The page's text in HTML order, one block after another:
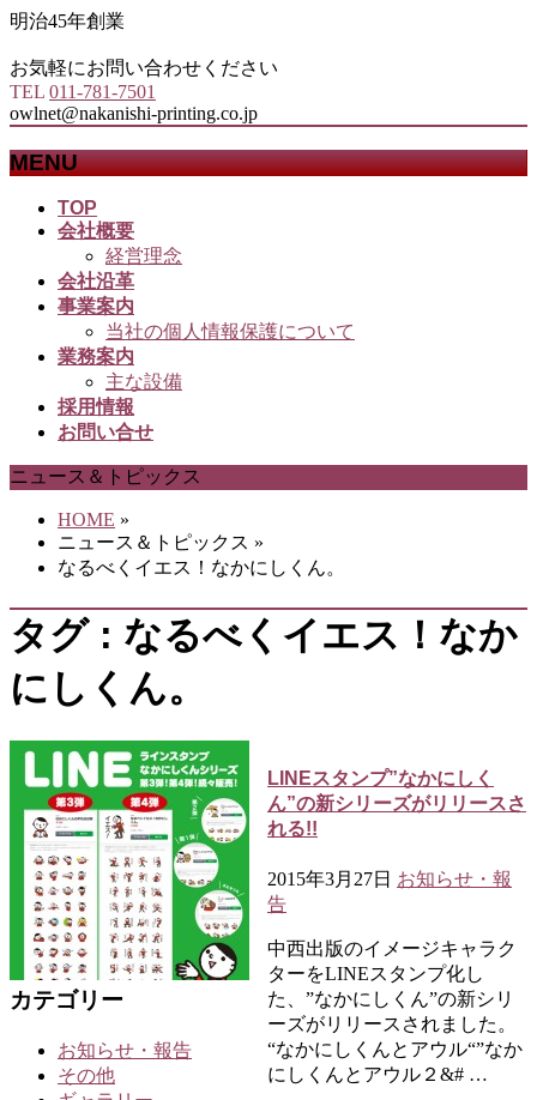
明治45年創業
お気軽にお問い合わせください
TEL 011-781-7501
owlnet@nakanishi-printing.co.jp
MENU
TOP
会社概要
経営理念
会社沿革
事業案内
当社の個人情報保護について
業務案内
主な設備
採用情報
お問い合せ
ニュース＆トピックス
HOME »
ニュース＆トピックス »
なるべくイエス！なかにしくん。
タグ : なるべくイエス！なか
にしくん。
LINEスタンプ”なかにしく
ん”の新シリーズがリリースさ
れる!!
2015年3月27日 お知らせ・報
告
中西出版のイメージキャラク
ターをLINEスタンプ化し
た、”なかにしくん”の新シリ
ーズがリリースされました。
“なかにしくんとアウル“”なか
にしくんとアウル２&# …
カテゴリー
お知らせ・報告
その他